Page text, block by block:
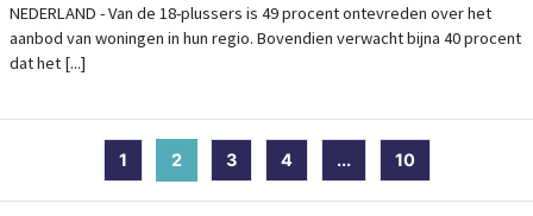
NEDERLAND - Van de 18-plussers is 49 procent ontevreden over het
aanbod van woningen in hun regio. Bovendien verwacht bijna 40 procent
dat het [...]
1 2(current)
3 4 ... 10